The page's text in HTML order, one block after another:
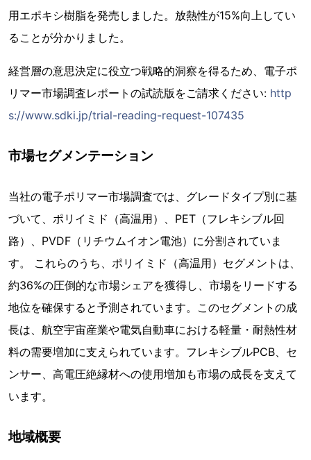
用エポキシ樹脂を発売しました。放熱性が15%向上してい
ることが分かりました。
経営層の意思決定に役立つ戦略的洞察を得るため、電子ポ
リマー市場調査レポートの試読版をご請求ください: http
s://www.sdki.jp/trial-reading-request-107435
市場セグメンテーション
当社の電子ポリマー市場調査では、グレードタイプ別に基
づいて、ポリイミド（高温用）、PET（フレキシブル回
路）、PVDF（リチウムイオン電池）に分割されていま
す。 これらのうち、ポリイミド（高温用）セグメントは、
約36%の圧倒的な市場シェアを獲得し、市場をリードする
地位を確保すると予測されています。このセグメントの成
長は、航空宇宙産業や電気自動車における軽量・耐熱性材
料の需要増加に支えられています。フレキシブルPCB、セ
ンサー、高電圧絶縁材への使用増加も市場の成長を支えて
います。
地域概要